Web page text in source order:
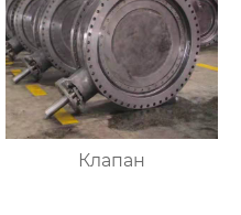
Клапан